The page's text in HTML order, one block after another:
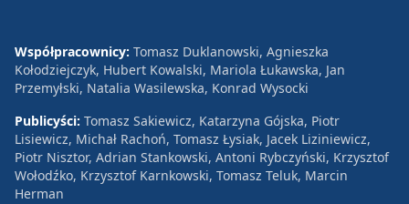
Współpracownicy: Tomasz Duklanowski, Agnieszka
Kołodziejczyk, Hubert Kowalski, Mariola Łukawska, Jan
Przemyłski, Natalia Wasilewska, Konrad Wysocki
Publicyści: Tomasz Sakiewicz, Katarzyna Gójska, Piotr
Lisiewicz, Michał Rachoń, Tomasz Łysiak, Jacek Liziniewicz,
Piotr Nisztor, Adrian Stankowski, Antoni Rybczyński, Krzysztof
Wołodźko, Krzysztof Karnkowski, Tomasz Teluk, Marcin
Herman